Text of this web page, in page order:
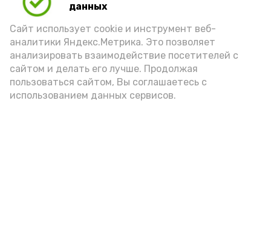
данных
Сайт использует cookie и инструмент веб-
аналитики Яндекс.Метрика. Это позволяет
анализировать взаимодействие посетителей с
сайтом и делать его лучше. Продолжая
пользоваться сайтом, Вы соглашаетесь с
использованием данных сервисов.
А24 в MAX А24 в Вконтакте